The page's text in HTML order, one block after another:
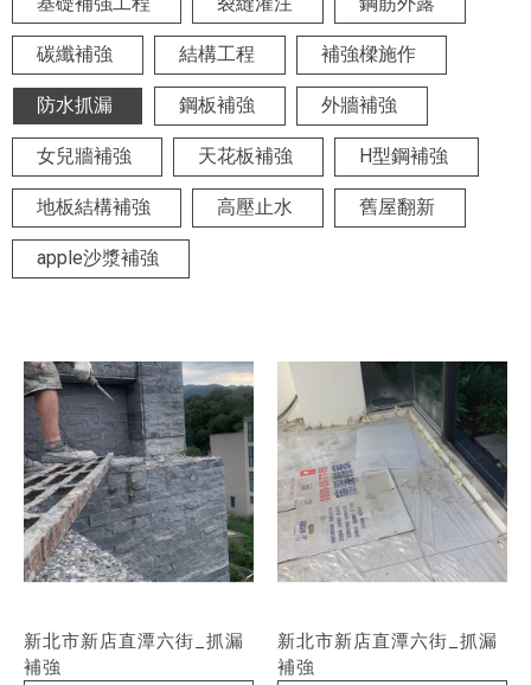
碳纖補強 結構工程 補強樑施作
防水抓漏 鋼板補強 外牆補強
女兒牆補強 天花板補強 H型鋼補強
地板結構補強 高壓止水 舊屋翻新
apple沙漿補強
新北市新店直潭六街_抓漏
補強
新北市新店直潭六街_抓漏
補強